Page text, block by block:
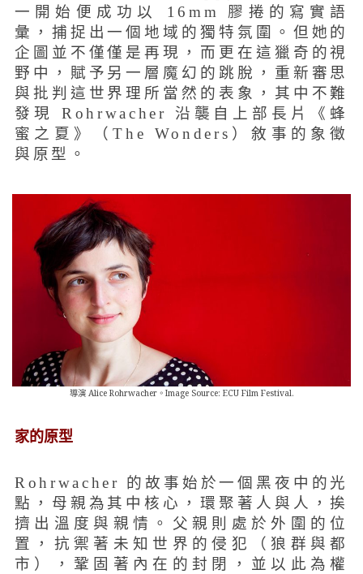
一開始便成功以 16mm 膠捲的寫實語
彙，捕捉出一個地域的獨特氛圍。但她的
企圖並不僅僅是再現，而更在這獵奇的視
野中，賦予另一層魔幻的跳脫，重新審思
與批判這世界理所當然的表象，其中不難
發現 Rohrwacher 沿襲自上部長片《蜂
蜜之夏》（The Wonders）敘事的象徵
與原型。
導演 Alice Rohrwacher。Image Source: ECU Film Festival.
家的原型
Rohrwacher 的故事始於一個黑夜中的光
點，母親為其中核心，環聚著人與人，挨
擠出溫度與親情。父親則處於外圍的位
置，抗禦著未知世界的侵犯（狼群與都
市），鞏固著內在的封閉，並以此為權